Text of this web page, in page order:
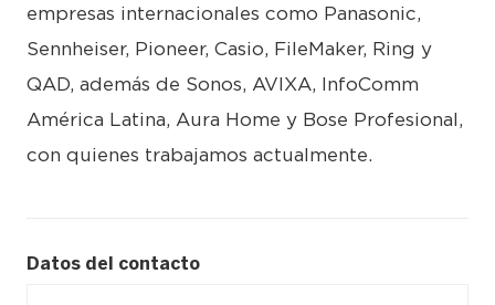
empresas internacionales como Panasonic,
Sennheiser, Pioneer, Casio, FileMaker, Ring y
QAD, además de Sonos, AVIXA, InfoComm
América Latina, Aura Home y Bose Profesional,
con quienes trabajamos actualmente.
Datos del contacto